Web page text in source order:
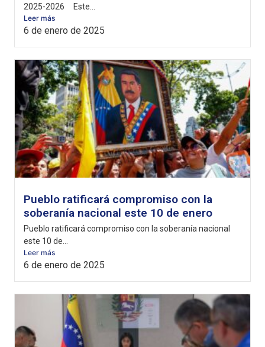
2025-2026 Este...
Leer más
6 de enero de 2025
Pueblo ratificará compromiso con la
soberanía nacional este 10 de enero
Pueblo ratificará compromiso con la soberanía nacional
este 10 de...
Leer más
6 de enero de 2025